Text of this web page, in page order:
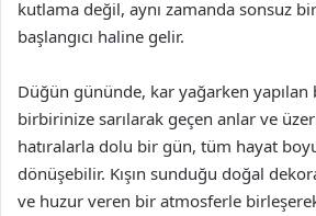
kutlama değil, aynı zamanda sonsuz
başlangıcı haline gelir.
Düğün gününde, kar yağarken
birbirinize sarılarak geçen anlar ve
hatıralarla dolu bir gün, tüm hayat
dönüşebilir. Kışın sunduğu doğal
ve huzur veren bir atmosferle